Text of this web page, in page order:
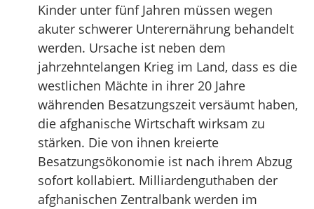
Kinder unter fünf Jahren müssen wegen
akuter schwerer Unterernährung behandelt
werden. Ursache ist neben dem
jahrzehntelangen Krieg im Land, dass es die
westlichen Mächte in ihrer 20 Jahre
währenden Besatzungszeit versäumt haben,
die afghanische Wirtschaft wirksam zu
stärken. Die von ihnen kreierte
Besatzungsökonomie ist nach ihrem Abzug
sofort kollabiert. Milliardenguthaben der
afghanischen Zentralbank werden im